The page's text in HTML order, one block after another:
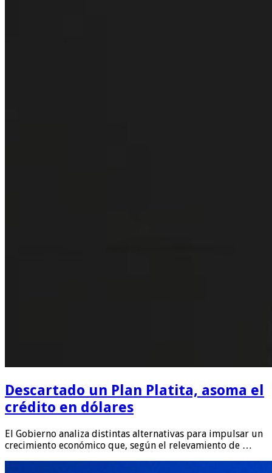
Descartado un Plan Platita, asoma el
crédito en dólares
El Gobierno analiza distintas alternativas para impulsar un
crecimiento económico que, según el relevamiento de …